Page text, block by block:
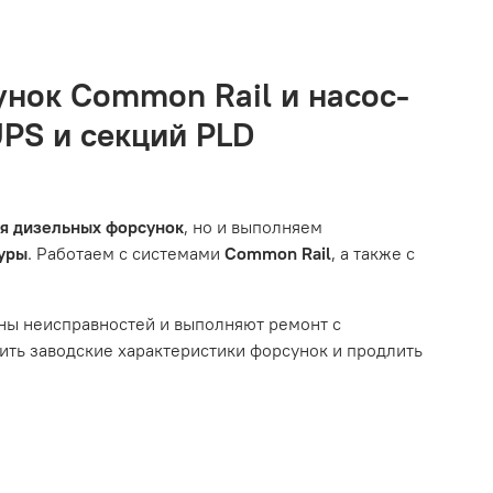
данные о покупателе. Нажмите
нарушением правил обслуживания или
системой, мы обязательно разберемся в
износу. Это включает тормозные колодки,
износом.
Common Rail и насос-
и секций PLD
дизельных форсунок, но и выполняем
. Работаем с системами Common Rail, а также с
неисправностей и выполняют ремонт с
заводские характеристики форсунок и продлить